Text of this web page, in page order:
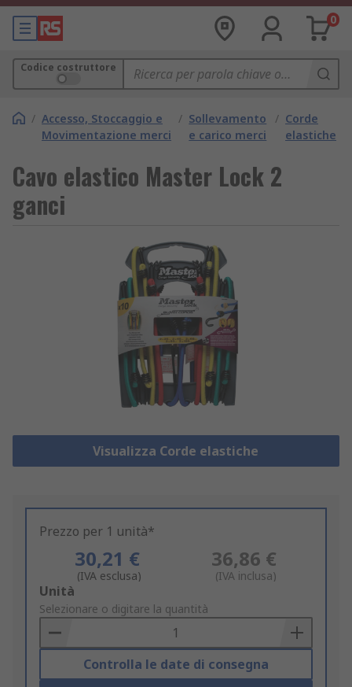
0
Codice costruttore
/ Accesso, Stoccaggio e
Movimentazione merci
/ Sollevamento
e carico merci
/ Corde
elastiche
Cavo elastico Master Lock 2
ganci
Visualizza Corde elastiche
Prezzo per 1 unità*
30,21 €
(IVA esclusa)
36,86 €
(IVA inclusa)
Add
to
Basket
Unità
Selezionare o digitare la quantità
Controlla le date di consegna